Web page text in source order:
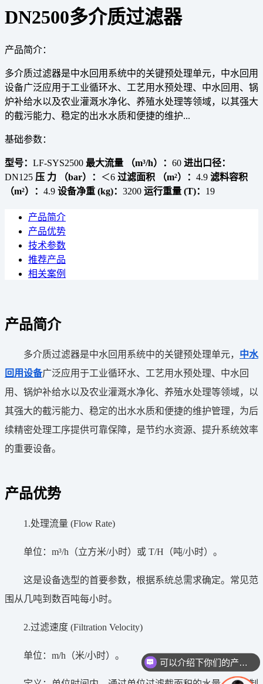
DN2500多介质过滤器
产品简介：
多介质过滤器是中水回用系统中的关键预处理单元，中水回用
设备广泛应用于工业循环水、工艺用水预处理、中水回用、锅
炉补给水以及农业灌溉水净化、养殖水处理等领域，以其强大
的截污能力、稳定的出水水质和便捷的维护...
基础参数：
型号： LF-SYS2500 最大流量 （m³/h）： 60 进出口径：
DN125 压 力 （bar）： ＜6 过滤面积 （m²）： 4.9 滤料容积
（m²）： 4.9 设备净重 (kg)： 3200 运行重量 (T)： 19
产品简介
产品优势
技术参数
推荐产品
相关案例
产品简介
多介质过滤器是中水回用系统中的关键预处理单元， 中水
回用设备广泛应用于工业循环水、工艺用水预处理、中水回
用、锅炉补给水以及农业灌溉水净化、养殖水处理等领域，以
其强大的截污能力、稳定的出水水质和便捷的维护管理，为后
续精密处理工序提供可靠保障，是节约水资源、提升系统效率
的重要设备。
产品优势
1.处理流量 (Flow Rate)
单位：m³/h（立方米/小时）或 T/H（吨/小时）。
这是设备选型的首要参数，根据系统总需求确定。常见范
围从几吨到数百吨每小时。
2.过滤速度 (Filtration Velocity)
单位：m/h（米/小时）。